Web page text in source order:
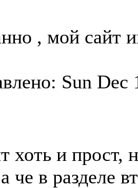
, мой сайт
Sun Dec
хоть и прост,
че в разделе